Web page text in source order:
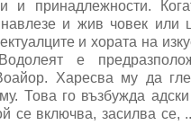
и принадлежности.
и жив човек или
и хората на
Водолеят е
Харесва му да
Това го възбужда
се включва, засилва се,